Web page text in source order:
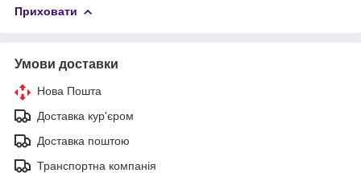
Приховати
Умови доставки
Нова Пошта
Доставка кур'єром
Доставка поштою
Транспортна компанія